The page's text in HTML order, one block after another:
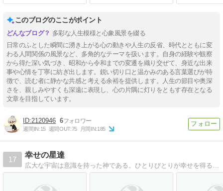
このブログのここがポイント
多彩な人生模様と心象風景を綴る
日常のふとした瞬間に湧き上がる心の動きや人生の反省、時代とともに変
わる人間関係の風景など、多角的なテーマを扱います。自身の経験や観察
から得た深い気づき、昭和から令和までの変遷を織り交ぜて、身近な出来
事や心情を丁寧に紡ぎ出します。鋭い切り口と温かみのある言葉選びが特
徴で、読む者に静かな共感と考える余裕を提供します。人生の節目や奥深
さを、親しみやすくも深遠に表現し、心の片隅に灯りをともす存在となる
文章を目指しています。
2120946 6
週間IN:15 週間OUT:75 月間IN:185
17
幸せの星達